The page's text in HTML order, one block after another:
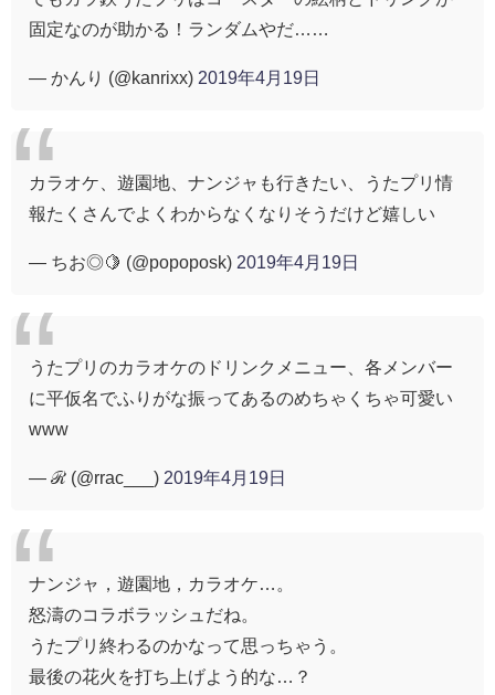
固定なのが助かる！ランダムやだ……
— かんり (@kanrixx) 2019年4月19日
カラオケ、遊園地、ナンジャも行きたい、うたプリ情
報たくさんでよくわからなくなりそうだけど嬉しい
— ちお◎🍋 (@popoposk) 2019年4月19日
うたプリのカラオケのドリンクメニュー、各メンバー
に平仮名でふりがな振ってあるのめちゃくちゃ可愛い
www
— ℛ (@rrac___) 2019年4月19日
ナンジャ，遊園地，カラオケ…。
怒濤のコラボラッシュだね。
うたプリ終わるのかなって思っちゃう。
最後の花火を打ち上げよう的な…？